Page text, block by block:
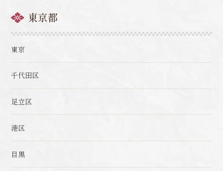
東京都
東京
千代田区
足立区
港区
目黒